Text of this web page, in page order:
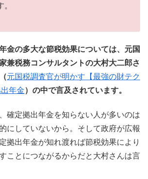
金の多大な節税効果については、元国
兼税務コンサルタントの大村大二郎さ
元国税調査官が明かす【最強の財テク
年金）の中で言及されています。
確定拠出年金を知らない人が多いのは
にしていないから。そして政府が広報
拠出年金が知れ渡れば節税効果により
ことにつながるからだと大村さんは言